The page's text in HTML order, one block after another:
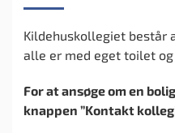
Kildehuskollegiet består
alle er med eget toilet og
For at ansøge om en
knappen ”Kontakt